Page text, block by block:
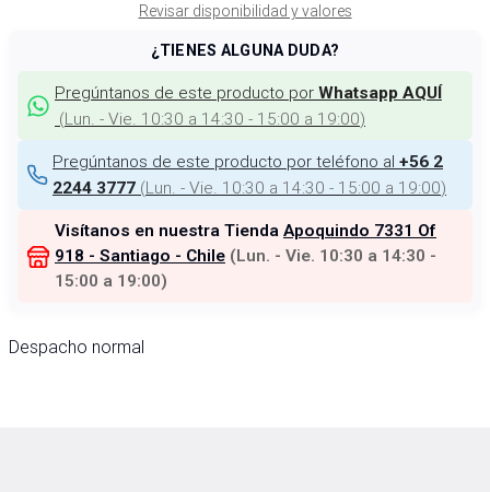
Revisar disponibilidad y valores
¿TIENES ALGUNA DUDA?
Pregúntanos de este producto por Whatsapp AQUÍ
(Lun. - Vie. 10:30 a 14:30 - 15:00 a 19:00)
Pregúntanos de este producto por teléfono al +56 2
2244 3777 (Lun. - Vie. 10:30 a 14:30 - 15:00 a 19:00)
Visítanos en nuestra Tienda Apoquindo 7331 Of
918 - Santiago - Chile (Lun. - Vie. 10:30 a 14:30 -
15:00 a 19:00)
Despacho normal